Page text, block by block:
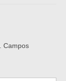
Campos